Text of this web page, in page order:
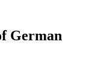
German